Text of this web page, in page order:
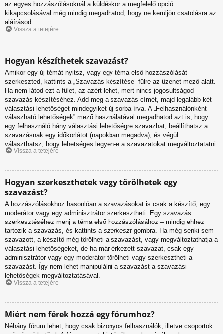
az egyes hozzászólásoknál a küldéskor a megfelelő opció
kikapcsolásával még mindig megadhatod, hogy ne kerüljön csatolásra az
aláírásod.
Vissza a tetejére
Hogyan készíthetek szavazást?
Amikor egy új témát nyitsz, vagy egy téma első hozzászólását
szerkeszted, kattints a „Szavazás készítése” fülre az üzenet mező alatt.
Ha nem látod ezt a fület, az azért lehet, mert nincs jogosultságod
szavazás készítéséhez. Add meg a szavazás címét, majd legalább két
választási lehetőséget mindegyiket új sorba írva. A „Felhasználónként
válaszható lehetőségek” mező használatával megadhatod azt is, hogy
egy felhasználó hány választási lehetőségre szavazhat; beállíthatsz a
szavazásnak egy időkorlátot (napokban megadva); és végül
választhatsz, hogy lehetséges legyen-e a szavazatokat megváltoztatatni.
Vissza a tetejére
Hogyan szerkeszthetek vagy törölhetek egy
szavazást?
A hozzászólásokhoz hasonlóan a szavazásokat is csak a készítő, egy
moderátor vagy egy adminisztrátor szerkesztheti. Egy szavazás
szerkesztéséhez menj a téma első hozzászólásához – mindig ehhez
tartozik a szavazás, és kattints a szerkeszt gombra. Ha még senki sem
szavazott, a készítő még törölheti a szavazást, vagy megváltoztathatja a
választási lehetőségeket, de ha már érkezett szavazat, csak egy
adminisztrátor vagy egy moderátor törölheti vagy szerkesztheti a
szavazást. Így nem lehet manipulálni a szavazást a szavazási
lehetőségek megváltoztatásával.
Vissza a tetejére
Miért nem férek hozzá egy fórumhoz?
Néhány fórum lehet, hogy csak bizonyos felhasználók, illetve csoportok